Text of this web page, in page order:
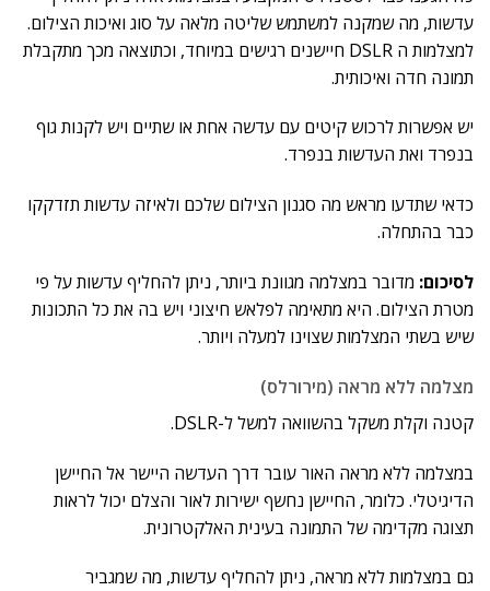
עדשות, מה שמקנה למשתמש שליטה מלאה על סוג ואיכות הצילום.
למצלמות ה DSLR חיישנים רגישים במיוחד, וכתוצאה מכך מתקבלת
תמונה חדה ואיכותית.
יש אפשרות לרכוש קיטים עם עדשה אחת או שתיים ויש לקנות גוף
בנפרד ואת העדשות בנפרד.
כדאי שתדעו מראש מה סגנון הצילום שלכם ולאיזה עדשות תזדקקו
כבר בהתחלה.
לסיכום: מדובר במצלמה מגוונת ביותר, ניתן להחליף עדשות על פי
מטרת הצילום. היא מתאימה לפלאש חיצוני ויש בה את כל התכונות
שיש בשתי המצלמות שצוינו למעלה ויותר.
מצלמה ללא מראה (מירורלס)
קטנה וקלת משקל בהשוואה למשל ל-DSLR.
במצלמה ללא מראה האור עובר דרך העדשה היישר אל החיישן
הדיגיטלי. כלומר, החיישן נחשף ישירות לאור והצלם יכול לראות
תצוגה מקדימה של התמונה בעינית האלקטרונית.
גם במצלמות ללא מראה, ניתן להחליף עדשות, מה שמגביר